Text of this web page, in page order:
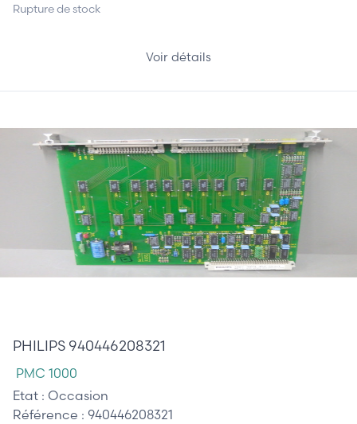
Rupture de stock
Voir détails
PHILIPS 940446208321
PMC 1000
Etat : Occasion
Référence : 940446208321